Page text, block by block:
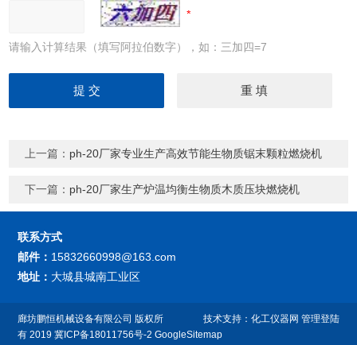
请输入计算结果（填写阿拉伯数字），如：三加四=7
上一篇： ph-20厂家专业生产高效节能生物质锯末颗粒燃烧机
下一篇： ph-20厂家生产炉温均衡生物质木质压块燃烧机
联系方式
邮件： 15832660998@163.com
地址： 大城县城南工业区
技术支持： 化工仪器网 管理登陆
廊坊鹏恒机械设备有限公司 版权所
有 2019冀ICP备18011756号-2 GoogleSitemap